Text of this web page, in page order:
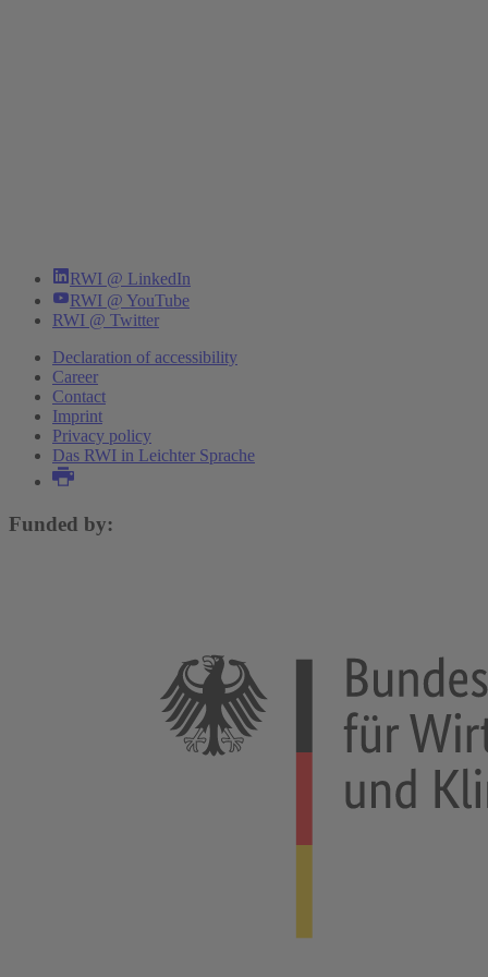
RWI @ LinkedIn
RWI @ YouTube
RWI @ Twitter
Declaration of accessibility
Career
Contact
Imprint
Privacy policy
Das RWI in Leichter Sprache
Funded by: